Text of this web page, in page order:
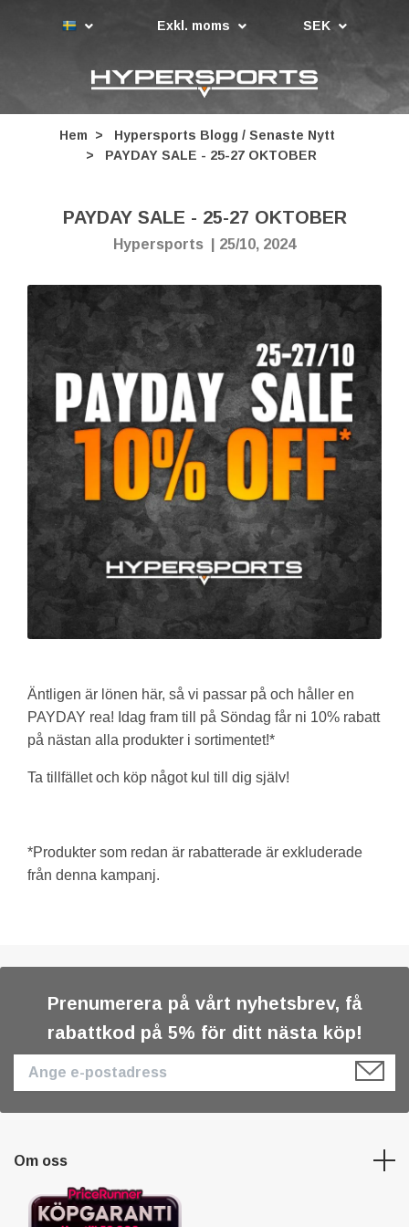
Exkl. moms SEK
Hem
Hypersports Blogg / Senaste Nytt
PAYDAY SALE - 25-27 OKTOBER
PAYDAY SALE - 25-27 OKTOBER
Hypersports 25/10, 2024
Äntligen är lönen här, så vi passar på och håller en
PAYDAY rea! Idag fram till på Söndag får ni 10% rabatt
på nästan alla produkter i sortimentet!*
Ta tillfället och köp något kul till dig själv!
*Produkter som redan är rabatterade är exkluderade
från denna kampanj.
Prenumerera på vårt nyhetsbrev, få
rabattkod på 5% för ditt nästa köp!
Om oss